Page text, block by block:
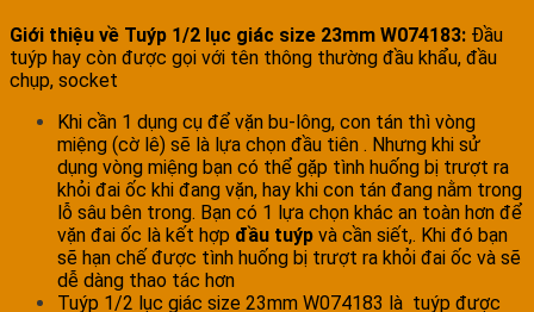
Giới thiệu về Tuýp 1/2 lục giác size 23mm W074183: Đầu
tuýp hay còn được gọi với tên thông thường đầu khẩu, đầu
chụp, socket
Khi cần 1 dụng cụ để vặn bu-lông, con tán thì vòng
miệng (cờ lê) sẽ là lựa chọn đầu tiên . Nhưng khi sử
dụng vòng miệng bạn có thể gặp tình huống bị trượt ra
khỏi đai ốc khi đang vặn, hay khi con tán đang nằm trong
lỗ sâu bên trong. Bạn có 1 lựa chọn khác an toàn hơn để
vặn đai ốc là kết hợp đầu tuýp và cần siết,. Khi đó bạn
sẽ hạn chế được tình huống bị trượt ra khỏi đai ốc và sẽ
dễ dàng thao tác hơn
Tuýp 1/2 lục giác size 23mm W074183 là tuýp được